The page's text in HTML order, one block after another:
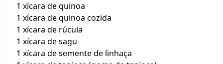
1 xícara de quinoa
1 xícara de quinoa cozida
1 xícara de rúcula
1 xícara de sagu
1 xícara de semente de linhaça